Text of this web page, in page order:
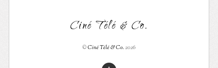
Ciné Télé & Co.
©Ciné Télé & Co.2026